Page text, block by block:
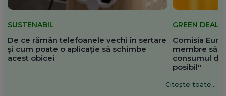
SUSTENABIL
De ce rămân telefoanele vechi în sertare
și cum poate o aplicație să schimbe
acest obicei
GREEN DEAL
Comisia
membre să
consumul de
posibil"
Citește toate...